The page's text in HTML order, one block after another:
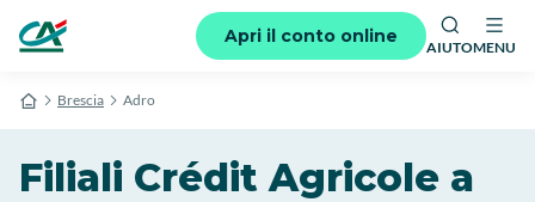
Apri il conto online
AIUTOMENU
Brescia Adro
Filiali Crédit Agricole a